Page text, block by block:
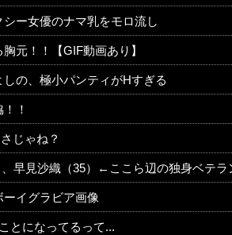
シー女優のナマ乳をモロ流し
元！！【GIF動画あり】
しの、極小パンティがHすぎる
！
じゃね？
、早見沙織（35）←ここら辺の独身ベテラ
イグラビア画像
とになってるって...